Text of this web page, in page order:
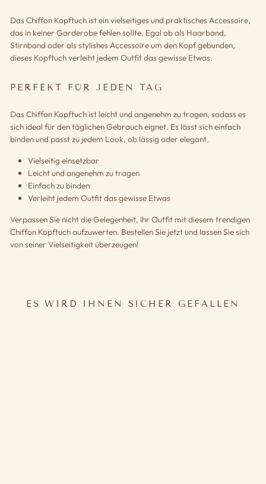
Das Chiffon Kopftuch ist ein vielseitiges und praktisches Accessoire,
das in keiner Garderobe fehlen sollte. Egal ob als Haarband,
Stirnband oder als stylishes Accessoire um den Kopf gebunden,
dieses Kopftuch verleiht jedem Outfit das gewisse Etwas.
PERFEKT FÜR JEDEN TAG
Das Chiffon Kopftuch ist leicht und angenehm zu tragen, sodass es
sich ideal für den täglichen Gebrauch eignet. Es lässt sich einfach
binden und passt zu jedem Look, ob lässig oder elegant.
Vielseitig einsetzbar
Leicht und angenehm zu tragen
Einfach zu binden
Verleiht jedem Outfit das gewisse Etwas
Verpassen Sie nicht die Gelegenheit, Ihr Outfit mit diesem trendigen
Chiffon Kopftuch aufzuwerten. Bestellen Sie jetzt und lassen Sie sich
von seiner Vielseitigkeit überzeugen!
ES WIRD IHNEN SICHER GEFALLEN